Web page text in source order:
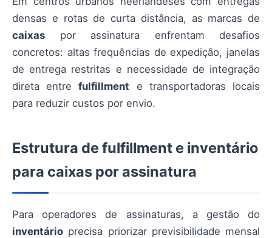
densas e rotas de curta distância, as marcas de
caixas por assinatura enfrentam desafios
concretos: altas frequências de expedição, janelas
de entrega restritas e necessidade de integração
direta entrefulfillment e transportadoras locais
para reduzir custos por envio.
Estrutura de fulfillment e inventário
para caixas por assinatura
Para operadores de assinaturas, a gestão do
inventário precisa priorizar previsibilidade mensal